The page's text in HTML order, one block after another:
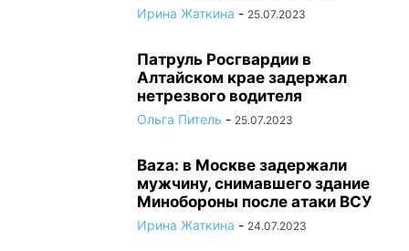
Ирина Жаткина - 25.07.2023
Патруль Росгвардии в
Алтайском крае задержал
нетрезвого водителя
Ольга Питель - 25.07.2023
Baza: в Москве задержали
мужчину, снимавшего здание
Минобороны после атаки ВСУ
Ирина Жаткина - 24.07.2023